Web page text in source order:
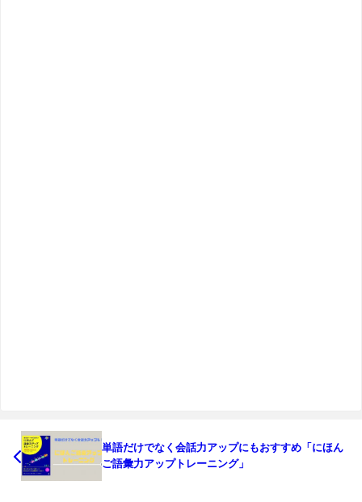
単語だけでなく会話力アップにもおすすめ「にほん
ご語彙力アップトレーニング」